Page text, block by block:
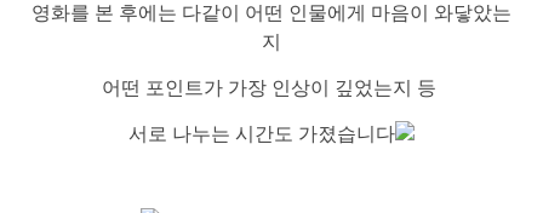
영화를 본 후에는 다같이 어떤 인물에게 마음이 와닿았는
지
어떤 포인트가 가장 인상이 깊었는지 등
서로 나누는 시간도 가졌습니다